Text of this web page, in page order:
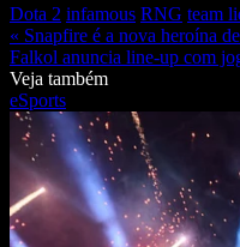
Dota 2 infamous RNG team
« Snapfire é a nova heroína
Falkol anuncia line-up com
Veja também
eSports